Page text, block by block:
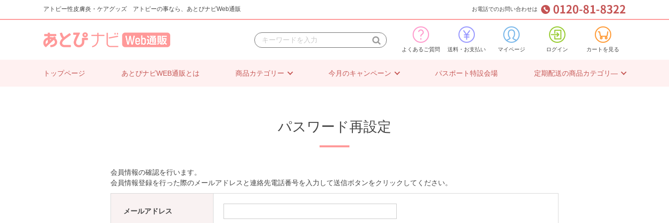
アトピー性皮膚炎・ケアグッズ アトピーの事なら、あとぴナビWeb通販 お電話でのお問い合わせは
よくあるご質問 送料・お支払い マイページ ログイン カートを見る
トップページ あとぴナビWEB通販とは 商品カテゴリー 今月のキャンペーン パスポート特設会場 定期配送の商品カテゴリ―
パスワード再設定
会員情報の確認を行います。
会員情報登録を行った際のメールアドレスと連絡先電話番号を入力して送信ボタンをクリックしてください。
メールアドレス